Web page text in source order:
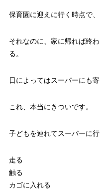
保育園に迎えに行く時点で
それなのに、家に帰れば終
る。
日によってはスーパーにも
これ、本当にきついです。
子どもを連れてスーパーに行
走る
触る
カゴに入れる